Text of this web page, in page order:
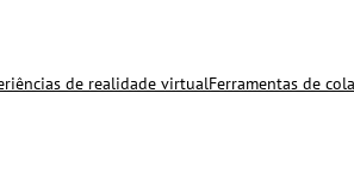
de realidade virtualFerramentas de